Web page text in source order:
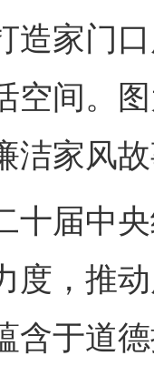
造家门
空间。
洁家风
届中央
度，推
含于道